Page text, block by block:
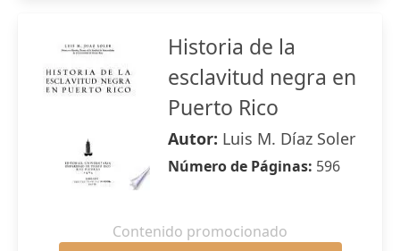
Historia de la
esclavitud negra en
Puerto Rico
Autor: Luis M. Díaz Soler
Número de Páginas: 596
Contenido promocionado